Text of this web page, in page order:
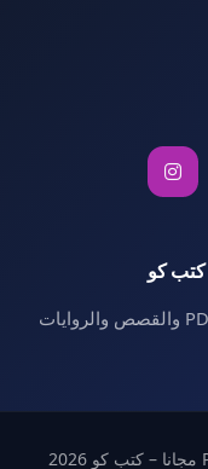
موقع كتب كو لـ تحميل الكتب المجانية PDF والقصص والروايات